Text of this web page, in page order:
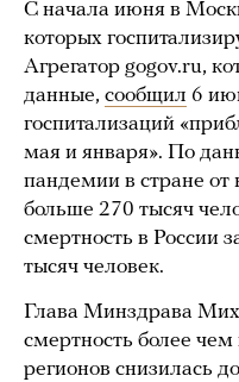
С начала июня в
которых
Агрегатор gogov.ru,
данные, сообщил 6
госпитализаций
мая и января». По
пандемии в стране от
больше 270 тысяч
смертность в России
тысяч человек.
Глава Минздрава
смертность более
регионов снизилась